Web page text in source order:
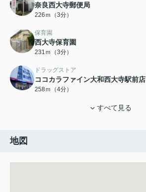
奈良西大寺郵便局
226ｍ（3分）
保育園
西大寺保育園
231ｍ（3分）
ドラッグストア
ココカラファイン大和西大寺駅前店
258ｍ（4分）
すべて見る
地図